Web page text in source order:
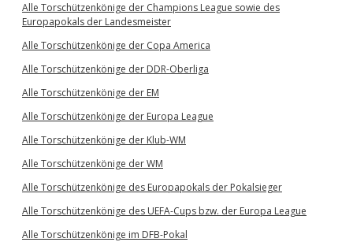
Alle Torschützenkönige der Champions League sowie des
Europapokals der Landesmeister
Alle Torschützenkönige der Copa America
Alle Torschützenkönige der DDR-Oberliga
Alle Torschützenkönige der EM
Alle Torschützenkönige der Europa League
Alle Torschützenkönige der Klub-WM
Alle Torschützenkönige der WM
Alle Torschützenkönige des Europapokals der Pokalsieger
Alle Torschützenkönige des UEFA-Cups bzw. der Europa League
Alle Torschützenkönige im DFB-Pokal